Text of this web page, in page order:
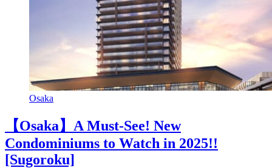
Osaka
【Osaka】A Must-See! New
Condominiums to Watch in 2025!!
[Sugoroku]